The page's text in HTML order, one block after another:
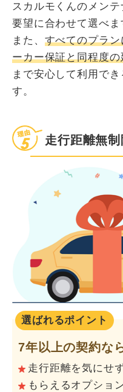
スカルモくんのメンテ
要望に合わせて選べま
また、 すべてのプラ
ーカー保証と同程度
まで安心して利用で
す。
走行距離無
選ばれるポイント
7年以上の契約な
走行距離を気にせ
もらえるオプショ